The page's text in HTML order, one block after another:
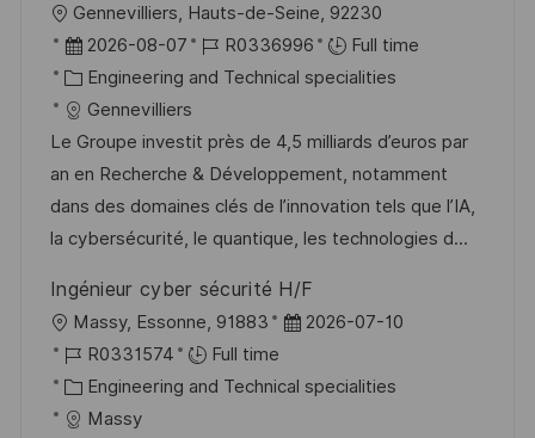
L
o
c
a
t
i
o
n
Gennevilliers, Hauts-de-Seine, 92230
P
o
s
t
e
d
D
t
e
2026-08-07
J
o
I
d
R0336996
Full time
C
a
t
e
g
o
y
Engineering and Technical specialities
Gennevilliers
Le Groupe investit près de 4,5 milliards d’euros par
an en Recherche & Développement, notamment
dans des domaines clés de l’innovation tels que l’IA,
la cybersécurité, le quantique, les technologies d...
Ingénieur cyber sécurité H/F
L
o
c
a
Massy, Essonne, 91883
P
s
2026-07-10
J
o
b
R0331574
Full time
C
a
Engineering and Technical specialities
Massy